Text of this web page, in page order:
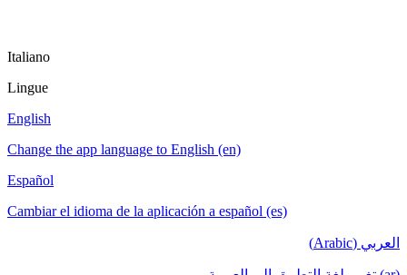
Italiano
Lingue
English
Change the app language to English (en)
Español
Cambiar el idioma de la aplicación a español (es)
العربي (Arabic)